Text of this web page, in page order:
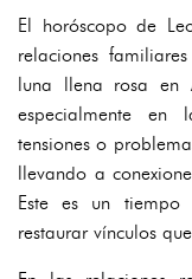
El horóscopo de
relaciones
luna llena rosa en
especialmente
tensiones o
llevando a
Este es un
restaurar vínculos